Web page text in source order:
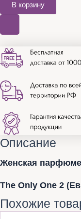
В корзину
Описание
Женская
The Only One 2
Похожие